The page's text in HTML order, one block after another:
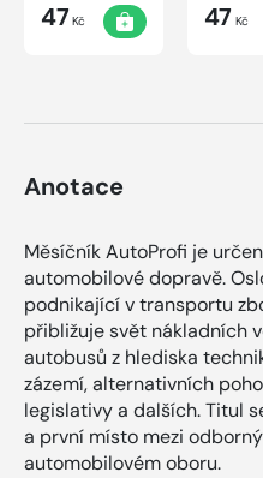
47 Kč 47 Kč
Anotace
Měsíčník AutoProfi je
automobilové dopravě.
podnikající v transportu
přibližuje svět nákladních
autobusů z hlediska
zázemí, alternativních
legislativy a dalších. Titul
a první místo mezi
automobilovém oboru.